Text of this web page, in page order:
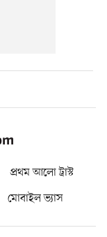
প্রথম আলো ট্রাস্ট
মোবাইল ভ্যাস